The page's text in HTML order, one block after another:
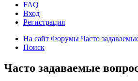
FAQ
Вход
Регистрация
На сайт Форумы Часто
Поиск
Часто задаваемые